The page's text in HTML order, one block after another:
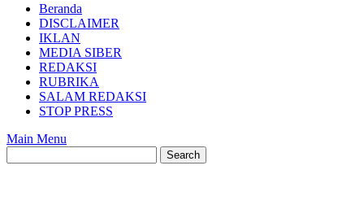
Beranda
DISCLAIMER
IKLAN
MEDIA SIBER
REDAKSI
RUBRIKA
SALAM REDAKSI
STOP PRESS
Main Menu